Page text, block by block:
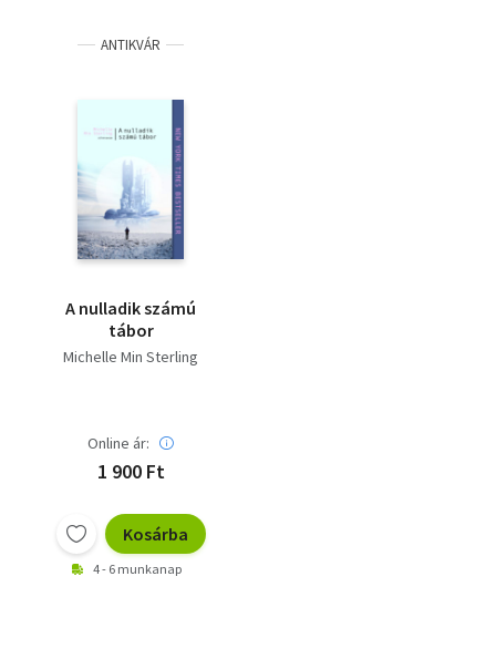
ANTIKVÁR
A nulladik számú
tábor
Michelle Min Sterling
Online ár:
1 900 Ft
Kosárba
4 - 6 munkanap